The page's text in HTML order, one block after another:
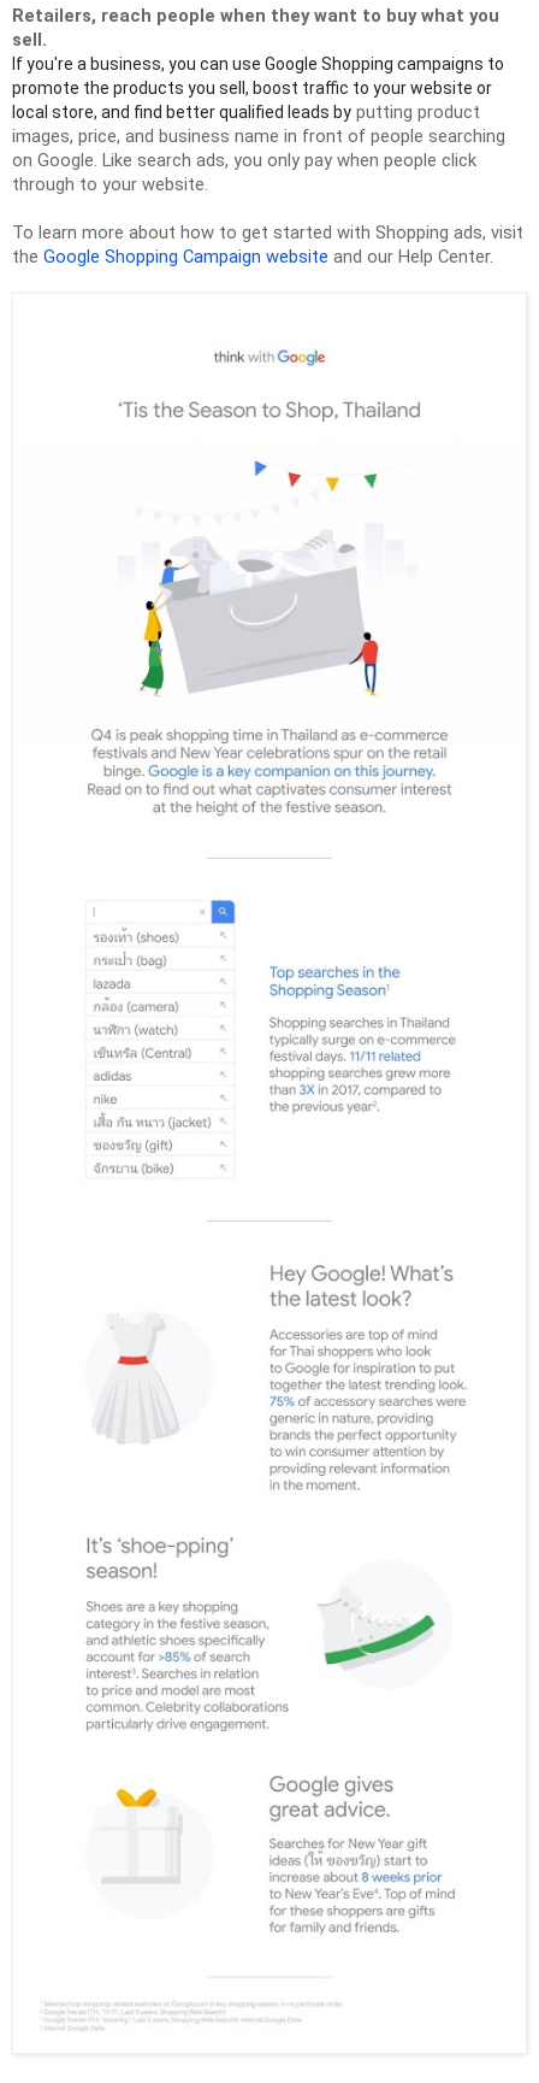
Retailers, reach people when they want to buy what you
sell.
If you're a business, you can use Google Shopping campaigns to
promote the products you sell, boost traffic to your website or
local store, and find better qualified leads by putting product
images, price, and business name in front of people searching
on Google. Like search ads, you only pay when people click
through to your website.
To learn more about how to get started with Shopping ads, visit
the Google Shopping Campaign website and our Help Center.